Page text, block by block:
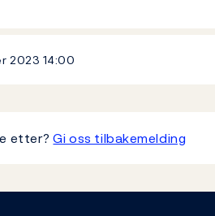
2023 14:00
etter?Gi oss tilbakemelding